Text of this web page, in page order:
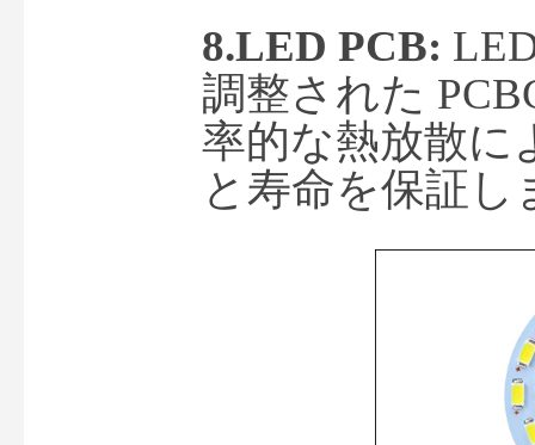
8.LED PCB:
調整された
率的な熱放散に
と寿命を保証し